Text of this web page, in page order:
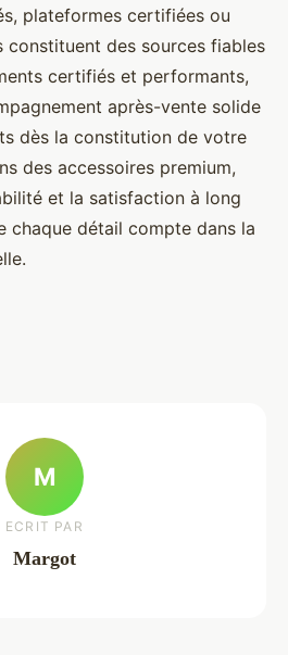
plateformes certifiées ou
constituent des sources fiables
certifiés et performants,
après-vente solide
dès la constitution de votre
des accessoires premium,
et la satisfaction à long
chaque détail compte dans la
M
ECRIT PAR
Margot